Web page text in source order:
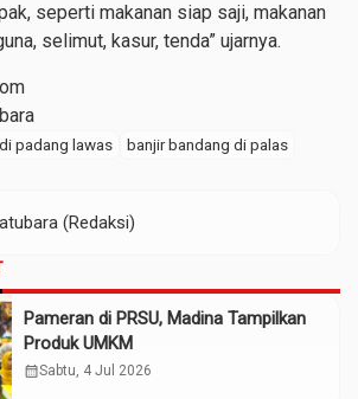
seperti makanan siap saji, makanan
selimut, kasur, tenda” ujarnya.
padang lawas
banjir bandang di palas
(Redaksi)
Pameran di PRSU, Madina Tampilkan
Produk UMKM
calendar_monthSabtu, 4 Jul 2026